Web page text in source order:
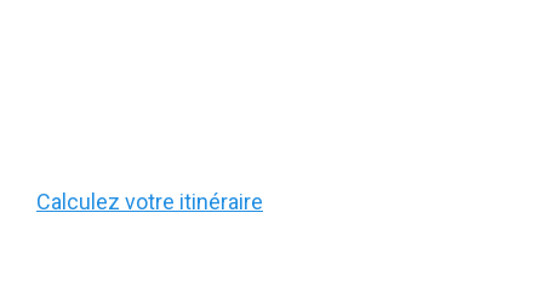
Calculez votre itinéraire